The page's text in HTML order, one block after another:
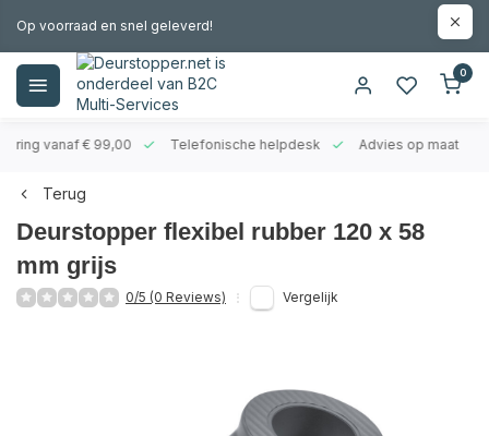
Op voorraad en snel geleverd!
0
vanaf € 99,00 Telefonische helpdesk Advies op maat
Terug
Deurstopper flexibel rubber 120 x 58
mm grijs
0/5 (0 Reviews) Vergelijk